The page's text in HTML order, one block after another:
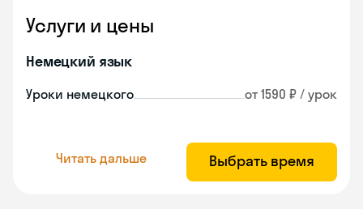
Услуги и цены
Немецкий язык
Уроки немецкого от 1590 ₽ / урок
Читать дальше Выбрать время